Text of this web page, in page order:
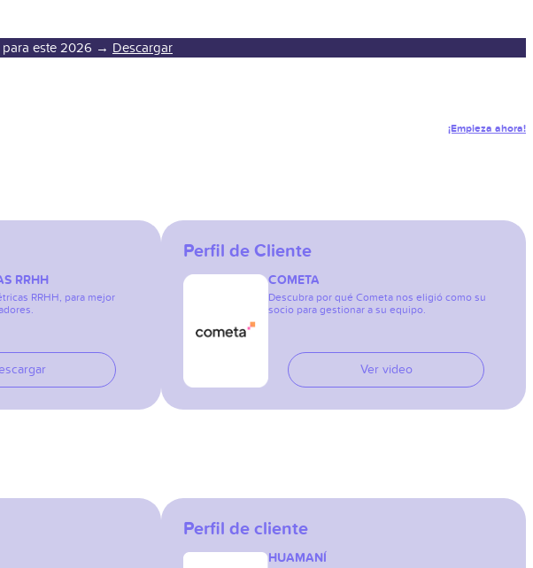
para este 2026 → Descargar
¡Empieza ahora!
RRHH
RRHH, para mejor
Perfil de Cliente
COMETA
Descubra por qué Cometa nos eligió como su
socio para gestionar a su equipo.
Ver video
Perfil de cliente
HUAMANÍ